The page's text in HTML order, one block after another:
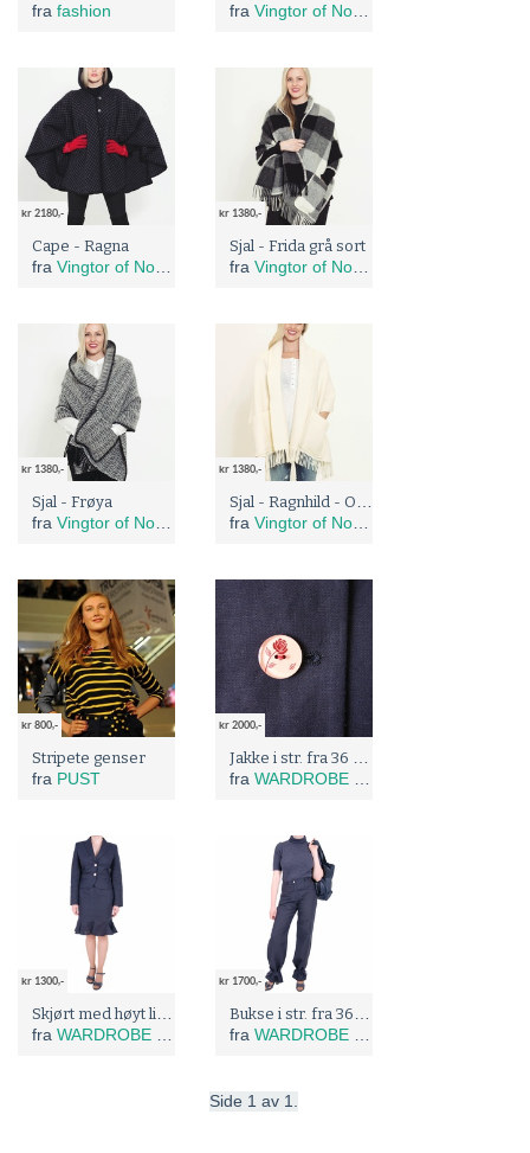
fra fashion
fra Vingtor of Norway
kr 2180,-
Cape - Ragna
fra Vingtor of Norway
kr 1380,-
Sjal - Frida grå sort
fra Vingtor of Norway
kr 1380,-
Sjal - Frøya
fra Vingtor of Norway
kr 1380,-
fra Vingtor of Norway
kr 800,-
Stripete genser
fra PUST
kr 2000,-
fra WARDROBE MISTRESS
kr 1300,-
fra WARDROBE MISTRESS
kr 1700,-
fra WARDROBE MISTRESS
Side 1 av 1.